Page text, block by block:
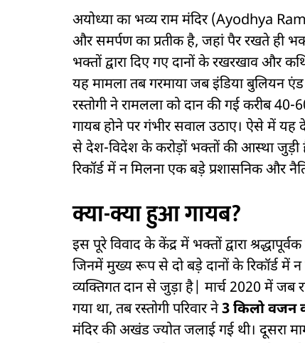
अयोध्या का भव्य राम मंदिर (Ayodhya
और समर्पण का प्रतीक है, जहां पैर रखते ही
भक्तों द्वारा दिए गए दानों के रखरखाव और
यह मामला तब गरमाया जब इंडिया बुलियन
रस्तोगी ने रामलला को दान की गई करीब
गायब होने पर गंभीर सवाल उठाए। ऐसे में
से देश-विदेश के करोड़ों भक्तों की आस्था जुड़ी
रिकॉर्ड में न मिलना एक बड़े प्रशासनिक और
क्या-क्या हुआ गायब?
इस पूरे विवाद के केंद्र में भक्तों द्वारा
जिनमें मुख्य रूप से दो बड़े दानों के रिकॉर्ड में
व्यक्तिगत दान से जुड़ा है| मार्च 2020 में जब
गया था, तब रस्तोगी परिवार ने3 किलो वजन
मंदिर की अखंड ज्योत जलाई गई थी। दूसरा